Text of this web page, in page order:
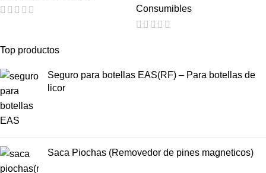
Top productos
Seguro para botellas EAS(RF) – Para botellas de
licor
Saca Piochas (Removedor de pines magneticos)
Consumibles